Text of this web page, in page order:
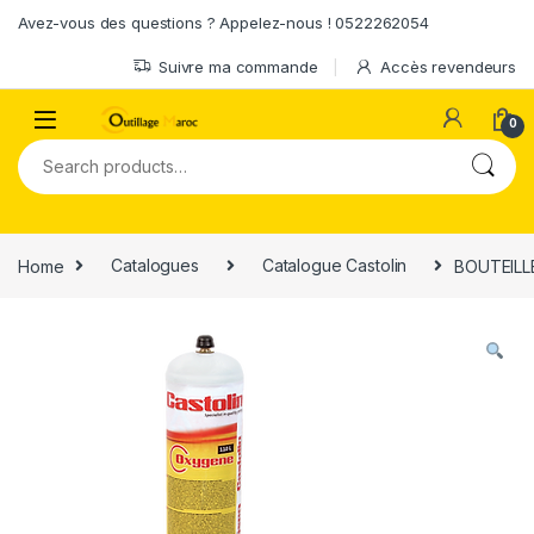
Avez-vous des questions ? Appelez-nous ! 0522262054
Suivre ma commande Accès revendeurs
0
Search for:
Home Catalogues Catalogue Castolin